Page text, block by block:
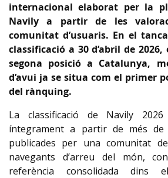
internacional elaborat per la
Navily a partir de les
comunitat d’usuaris. En el
classificació a 30 d’abril de
segona posició a Catalunya,
d’avui ja se situa com el primer
del rànquing.
La classificació de Navily 2026
íntegrament a partir de més de
publicades per una comunitat
navegants d’arreu del món,
referència consolidada dins